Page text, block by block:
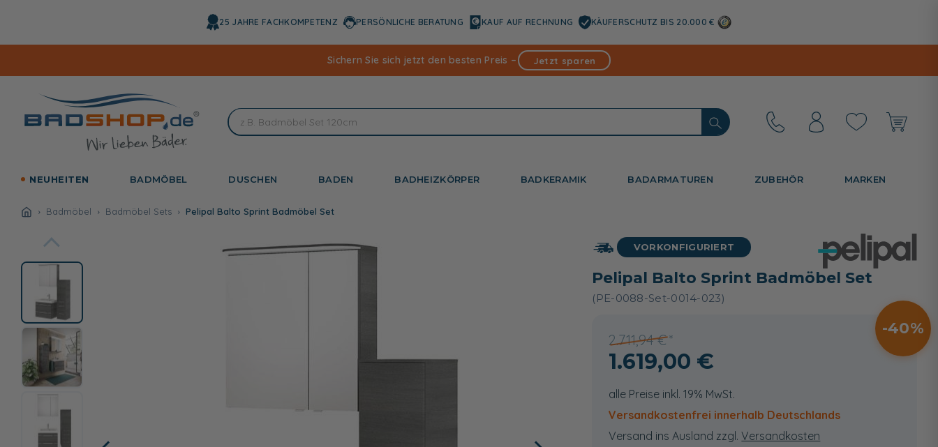
25 JAHRE FACHKOMPETENZ PERSÖNLICHE BERATUNG KAUF AUF RECHNUNG KÄUFERSCHUTZ BIS 20.000 €
Sichern Sie sich jetzt den besten Preis – Jetzt sparen
NEUHEITEN BADMÖBEL DUSCHEN BADEN BADHEIZKÖRPER BADKERAMIK BADARMATUREN ZUBEHÖR MARKEN
Badmöbel Badmöbel Sets Pelipal Balto Sprint Badmöbel Set
VORKONFIGURIERT
Pelipal Balto Sprint Badmöbel Set
(PE-0088-Set-0014-023)
2.711,94 €
40
1.619,00 €
alle Preise inkl. 19% MwSt.
Versandkostenfrei innerhalb Deutschlands
Versand ins Ausland zzgl.Versandkosten